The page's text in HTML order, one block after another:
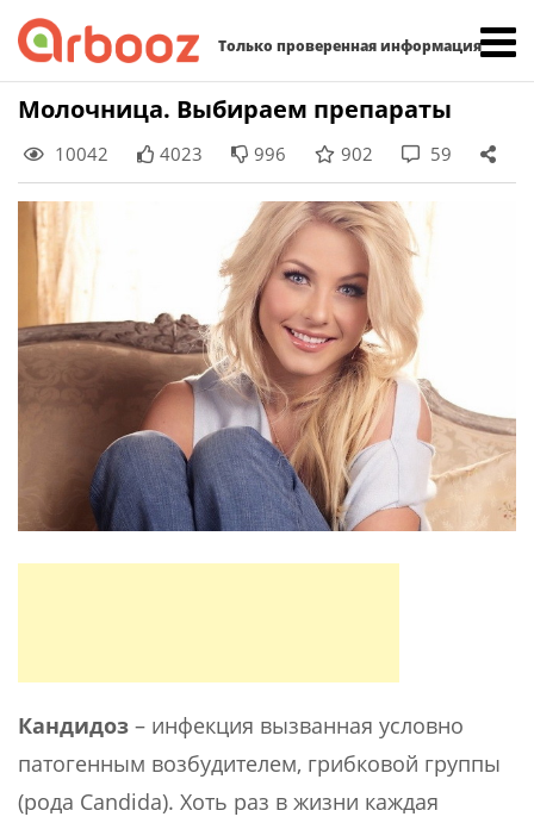
Только проверенная информация
Skip
content
Молочница. Выбираем препараты
10042 4023 996 902 59
Кандидоз – инфекция вызванная условно
патогенным возбудителем, грибковой группы
(рода Candida). Хоть раз в жизни каждая
Найти: